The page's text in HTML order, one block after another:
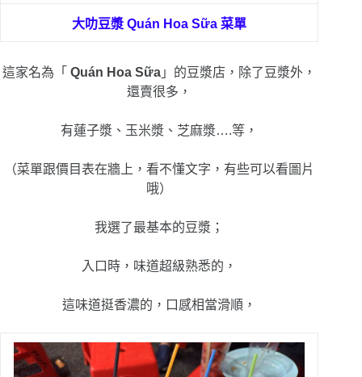
大叻豆漿Quán Hoa Sữa 菜單
這家名為「 Quán Hoa Sữa 」的豆漿店，除了豆漿外，
還賣很多，
有蓮子漿、玉米漿、芝麻漿….等，
（菜單跟價目表在牆上，看不懂文字，有些可以看圖片
哦）
我選了最基本的豆漿；
入口時，味道超級熟悉的，
這味道挺香濃的，口感相當滑順，